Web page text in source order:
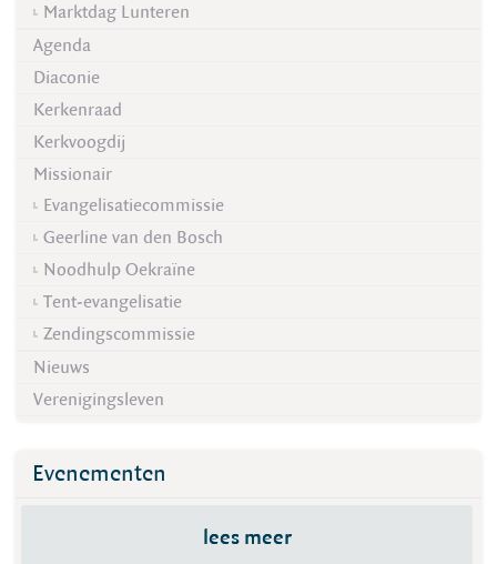
Marktdag Lunteren
Agenda
Diaconie
Kerkenraad
Kerkvoogdij
Missionair
Evangelisatiecommissie
Geerline van den Bosch
Noodhulp Oekraïne
Tent-evangelisatie
Zendingscommissie
Nieuws
Verenigingsleven
Evenementen
lees meer